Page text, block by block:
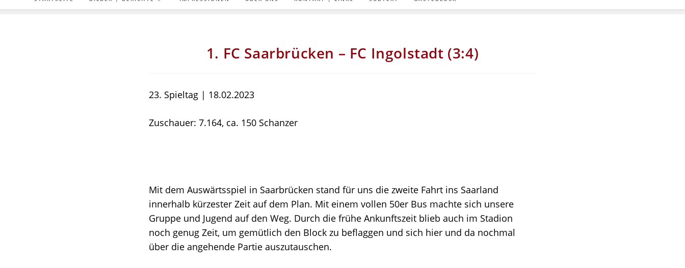
1. FC Saarbrücken – FC Ingolstadt (3:4)
23. Spieltag | 18.02.2023
Zuschauer: 7.164, ca. 150 Schanzer
Mit dem Auswärtsspiel in Saarbrücken stand für uns die zweite Fahrt ins Saarland
innerhalb kürzester Zeit auf dem Plan. Mit einem vollen 50er Bus machte sich unsere
Gruppe und Jugend auf den Weg. Durch die frühe Ankunftszeit blieb auch im Stadion
noch genug Zeit, um gemütlich den Block zu beflaggen und sich hier und da nochmal
über die angehende Partie auszutauschen.